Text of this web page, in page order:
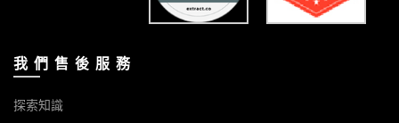
我 們 售 後 服 務
探索知識